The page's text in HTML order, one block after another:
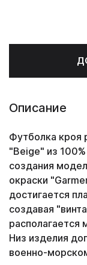
Описание
Футболка кроя
"Beige" из
создания
окраски
достигается
создавая
располагается
Низ изделия
военно-